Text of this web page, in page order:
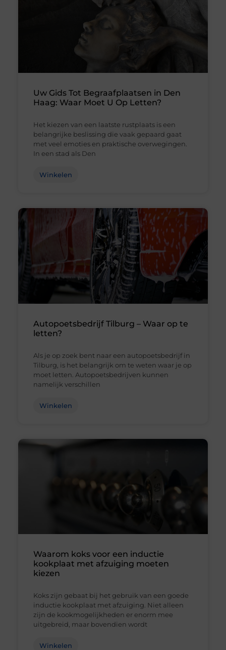
Uw Gids Tot Begraafplaatsen in Den
Haag: Waar Moet U Op Letten?
Het kiezen van een laatste rustplaats is een
belangrijke beslissing die vaak gepaard gaat
met veel emoties en praktische overwegingen.
In een stad als Den
Winkelen
Autopoetsbedrijf Tilburg – Waar op te
letten?
Als je op zoek bent naar een autopoetsbedrijf in
Tilburg, is het belangrijk om te weten waar je op
moet letten. Autopoetsbedrijven kunnen
namelijk verschillen
Winkelen
Waarom koks voor een inductie
kookplaat met afzuiging moeten
kiezen
Koks zijn gebaat bij het gebruik van een goede
inductie kookplaat met afzuiging. Niet alleen
zijn de kookmogelijkheden er enorm mee
uitgebreid, maar bovendien wordt
Winkelen